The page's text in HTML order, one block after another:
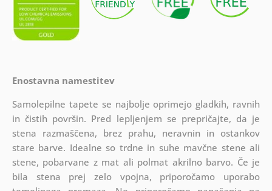
Enostavna namestitev
Samolepilne tapete se najbolje oprimejo gladkih, ravnih
in čistih površin. Pred lepljenjem se prepričajte, da je
stena razmaščena, brez prahu, neravnin in ostankov
stare barve. Idealne so trdne in suhe mavčne stene ali
stene, pobarvane z mat ali polmat akrilno barvo. Če je
bila stena prej zelo vpojna, priporočamo uporabo